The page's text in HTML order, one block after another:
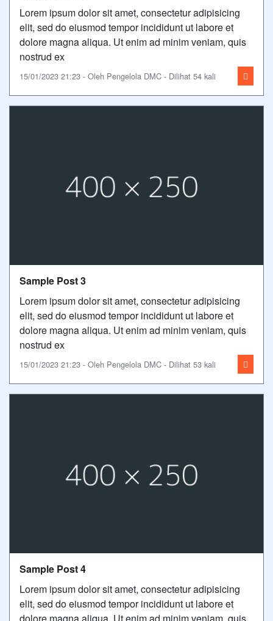
Lorem ipsum dolor sit amet, consectetur adipisicing
elit, sed do eiusmod tempor incididunt ut labore et
dolore magna aliqua. Ut enim ad minim veniam, quis
nostrud ex
15/01/2023 21:23 - Oleh Pengelola DMC - Dilihat 54 kali
Sample Post 3
Lorem ipsum dolor sit amet, consectetur adipisicing
elit, sed do eiusmod tempor incididunt ut labore et
dolore magna aliqua. Ut enim ad minim veniam, quis
nostrud ex
15/01/2023 21:23 - Oleh Pengelola DMC - Dilihat 53 kali
Sample Post 4
Lorem ipsum dolor sit amet, consectetur adipisicing
elit, sed do eiusmod tempor incididunt ut labore et